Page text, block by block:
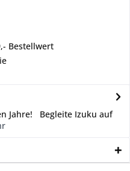
Bestellwert
Jahre! Begleite Izuku auf